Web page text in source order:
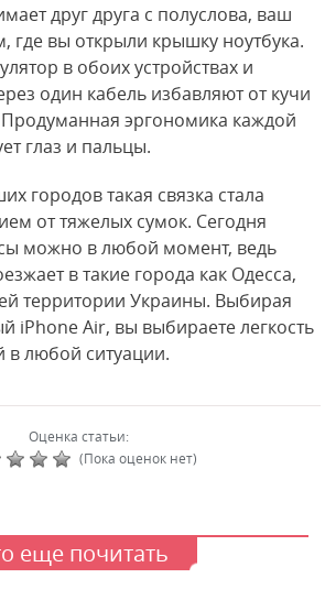
друг друга с полуслова, ваш
где вы открыли крышку ноутбука.
в обоих устройствах и
один кабель избавляют от кучи
эргономика каждой
глаз и пальцы.
городов такая связка стала
от тяжелых сумок. Сегодня
можно в любой момент, ведь
в такие города как Одесса,
территории Украины. Выбирая
iPhone Air, вы выбираете легкость
в любой ситуации.
Оценка статьи:
(Пока оценок нет)
еще почитать